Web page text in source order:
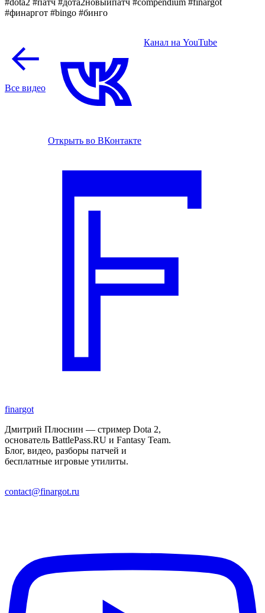
#финаргот #bingo #бинго
Все видео
Открыть во ВКонтакте
Канал на YouTube
finargot
Дмитрий Плюснин — стример Dota 2,
основатель BattlePass.RU и Fantasy Team.
Блог, видео, разборы патчей и
бесплатные игровые утилиты.
contact@finargot.ru